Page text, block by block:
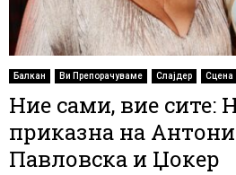
Балкан Ви Препорачуваме Слајдер Сцена
Ние сами, вие сите:
приказна на
Павловска и Џокер